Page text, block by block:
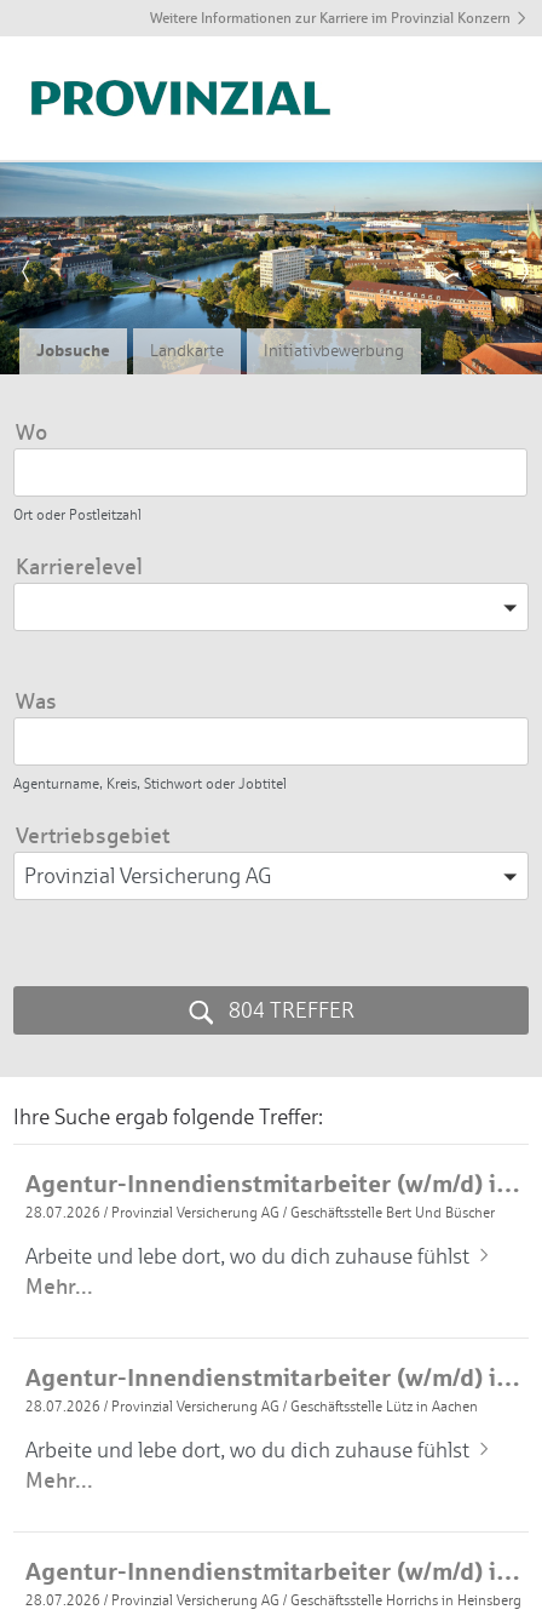
Weitere Informationen zur Karriere im Provinzial Konzern
J q
Jobsuche Landkarte Initiativbewerbung
Wo
Ort oder Postleitzahl
Karrierelevel
Was
Agenturname, Kreis, Stichwort oder Jobtitel
Vertriebsgebiet
Provinzial Versicherung AG
804 TREFFER
Ihre Suche ergab folgende Treffer:
Agentur-Innendienstmitarbeiter (w/m/d) in Teilzeit
28.07.2026 / Provinzial Versicherung AG /Geschäftsstelle Bert Und Büscher
Arbeite und lebe dort, wo du dich zuhause fühlst
Mehr...
Agentur-Innendienstmitarbeiter (w/m/d) in Teilzeit
28.07.2026 / Provinzial Versicherung AG /Geschäftsstelle Lütz in Aachen
Arbeite und lebe dort, wo du dich zuhause fühlst
Mehr...
Agentur-Innendienstmitarbeiter (w/m/d) in Teilzeit
28.07.2026 / Provinzial Versicherung AG /Geschäftsstelle Horrichs in Heinsberg